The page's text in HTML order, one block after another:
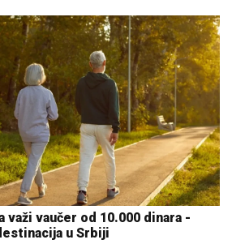
važi vaučer od 10.000 dinara -
u Srbiji